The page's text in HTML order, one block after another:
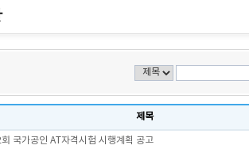
제목
국가공인 AT자격시험 시행계획 공고